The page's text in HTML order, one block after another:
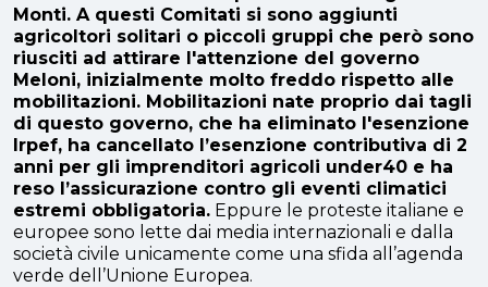
Monti. A questi Comitati si sono aggiunti
agricoltori solitari o piccoli gruppi che però sono
riusciti ad attirare l'attenzione del governo
Meloni, inizialmente molto freddo rispetto alle
mobilitazioni. Mobilitazioni nate proprio dai tagli
di questo governo, che ha eliminato l'esenzione
Irpef, ha cancellato l’esenzione contributiva di 2
anni per gli imprenditori agricoli under40 e ha
reso l’assicurazione contro gli eventi climatici
estremi obbligatoria. Eppure le proteste italiane e
europee sono lette dai media internazionali e dalla
società civile unicamente come una sfida all’agenda
verde dell’Unione Europea.